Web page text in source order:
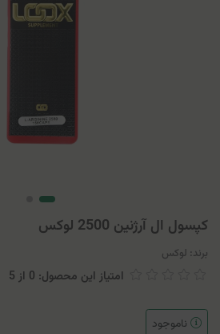
کپسول ال آرژنين 2500 لوكس
برند: لوکس
امتیاز این محصول: 0 از 5
ناموجود